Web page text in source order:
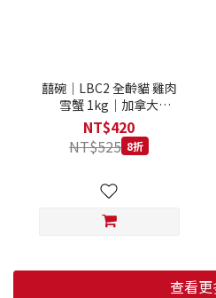
囍碗｜LBC2 全齡貓 雞肉
雪蟹 1kg｜加拿大
Loveabowl 天然無穀糧 1
公斤 成貓 無穀貓飼料
NT$420
NT$525 8折
查看更